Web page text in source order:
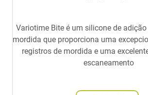
Variotime Bite é um silicone de
mordida que proporciona uma
registros de mordida e uma
escaneamento